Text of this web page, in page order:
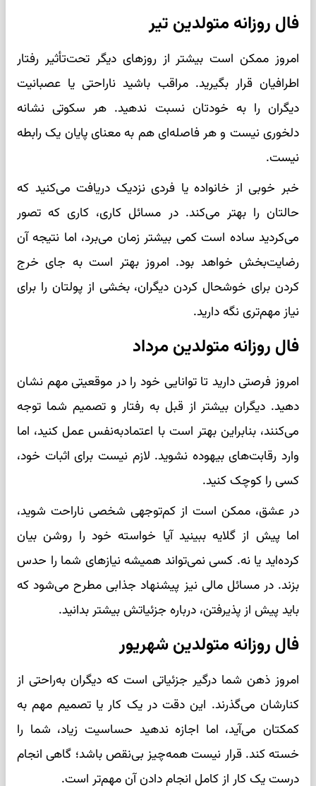
فال روزانه متولدین تیر
امروز ممکن است بیشتر از روزهای دیگر تحت‌تأثیر رفتار
اطرافیان قرار بگیرید. مراقب باشید ناراحتی یا عصبانیت
دیگران را به خودتان نسبت ندهید. هر سکوتی نشانه
دلخوری نیست و هر فاصله‌ای هم به معنای پایان یک رابطه
نیست.
خبر خوبی از خانواده یا فردی نزدیک دریافت می‌کنید که
حالتان را بهتر می‌کند. در مسائل کاری، کاری که تصور
می‌کردید ساده است کمی بیشتر زمان می‌برد، اما نتیجه آن
رضایت‌بخش خواهد بود. امروز بهتر است به جای خرج
کردن برای خوشحال کردن دیگران، بخشی از پولتان را برای
نیاز مهم‌تری نگه دارید.
فال روزانه متولدین مرداد
امروز فرصتی دارید تا توانایی خود را در موقعیتی مهم نشان
دهید. دیگران بیشتر از قبل به رفتار و تصمیم شما توجه
می‌کنند، بنابراین بهتر است با اعتمادبه‌نفس عمل کنید، اما
وارد رقابت‌های بیهوده نشوید. لازم نیست برای اثبات خود،
کسی را کوچک کنید.
در عشق، ممکن است از کم‌توجهی شخصی ناراحت شوید،
اما پیش از گلایه ببینید آیا خواسته خود را روشن بیان
کرده‌اید یا نه. کسی نمی‌تواند همیشه نیازهای شما را حدس
بزند. در مسائل مالی نیز پیشنهاد جذابی مطرح می‌شود که
باید پیش از پذیرفتن، درباره جزئیاتش بیشتر بدانید.
فال روزانه متولدین شهریور
امروز ذهن شما درگیر جزئیاتی است که دیگران به‌راحتی از
کنارشان می‌گذرند. این دقت در یک کار یا تصمیم مهم به
کمکتان می‌آید، اما اجازه ندهید حساسیت زیاد، شما را
خسته کند. قرار نیست همه‌چیز بی‌نقص باشد؛ گاهی انجام
درست یک کار از کامل انجام دادن آن مهم‌تر است.